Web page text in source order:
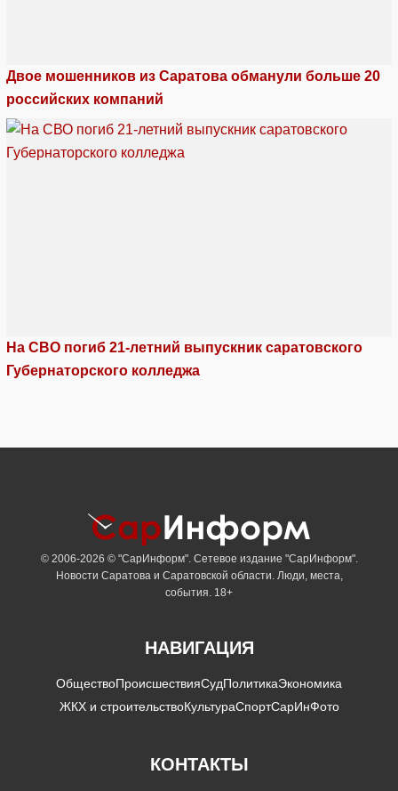
Двое мошенников из Саратова обманули больше 20
российских компаний
На СВО погиб 21-летний выпускник саратовского
Губернаторского колледжа
© 2006-2026 © "СарИнформ". Сетевое издание "СарИнформ".
Новости Саратова и Саратовской области. Люди, места,
события. 18+
НАВИГАЦИЯ
ОбществоПроисшествияСудПолитикаЭкономика
ЖКХ и строительствоКультураСпортСарИнФото
КОНТАКТЫ